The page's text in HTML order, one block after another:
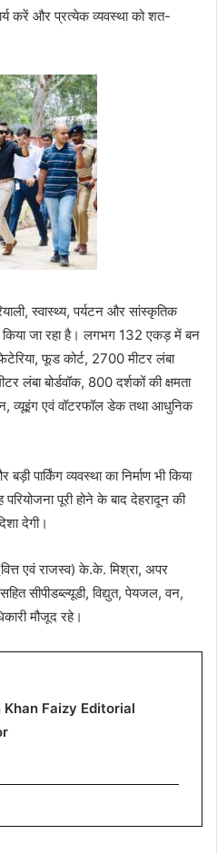
करें और प्रत्येक व्यवस्था को शत-
स्वास्थ्य, पर्यटन और सांस्कृतिक
जा रहा है। लगभग 132 एकड़ में बन
फूड कोर्ट, 2700 मीटर लंबा
लंबा बोर्डवॉक, 800 दर्शकों की क्षमता
व्यूइंग एवं वॉटरफॉल डेक तथा आधुनिक
पार्किंग व्यवस्था का निर्माण भी किया
पूरी होने के बाद देहरादून की
देगी।
एवं राजस्व) के.के. मिश्रा, अपर
सीपीडब्ल्यूडी, विद्युत, पेयजल, वन,
मौजूद रहे।
Khan Faizy Editorial